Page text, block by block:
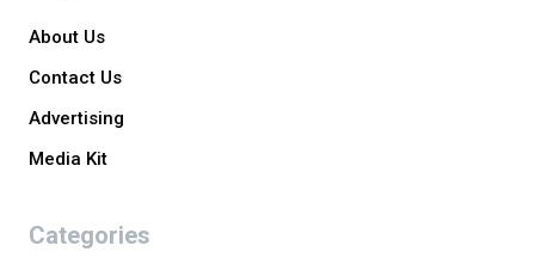
About Us
Contact Us
Advertising
Media Kit
Categories